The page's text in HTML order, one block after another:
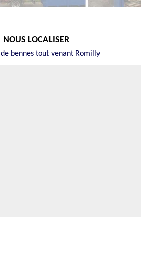
NOUS LOCALISER
bennes tout venant Romilly